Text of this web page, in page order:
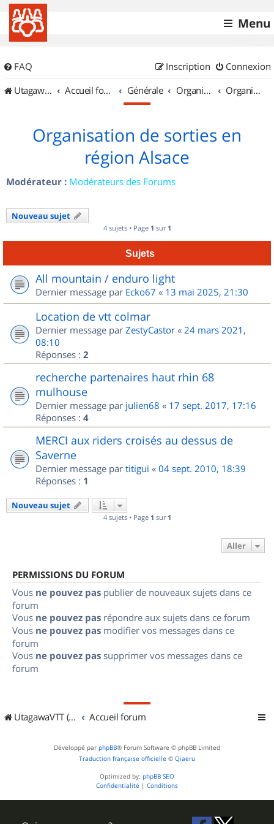
Menu
FAQ Connexion
Inscription
UtagawaVTT (Randos VTT et VTTAE avec traces GPS)
Accueil forum Générale Organisation de sorties & Recherche de partenaires Organisation de sorties en région Alsace
Organisation de sorties en
région Alsace
Modérateur : Modérateurs des Forums
Nouveau sujet
4 sujets • Page 1 sur 1
Sujets
All mountain / enduro light
Dernier message par Ecko67 « 13 mai 2025, 21:30
Location de vtt colmar
Dernier message par ZestyCastor « 24 mars 2021,
08:10
Réponses : 2
recherche partenaires haut rhin 68
mulhouse
Dernier message par julien68 « 17 sept. 2017, 17:16
Réponses : 4
MERCI aux riders croisés au dessus de
Saverne
Dernier message par titigui « 04 sept. 2010, 18:39
Réponses : 1
Nouveau sujet
4 sujets • Page 1 sur 1
Aller
PERMISSIONS DU FORUM
Vous ne pouvez pas publier de nouveaux sujets dans ce
forum
Vous ne pouvez pas répondre aux sujets dans ce forum
Vous ne pouvez pas modifier vos messages dans ce
forum
Vous ne pouvez pas supprimer vos messages dans ce
forum
UtagawaVTT (Randos VTT et VTTAE avec traces GPS) Accueil forum
Développé par phpBB® Forum Software © phpBB Limited
Traduction française officielle © Qiaeru
Optimized by: phpBB SEO
Confidentialité | Conditions